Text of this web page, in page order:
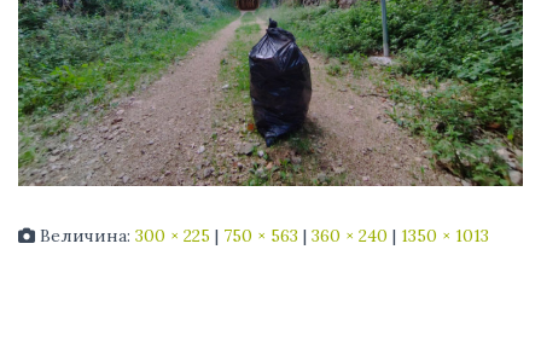
Величина: 300 × 225 | 750 × 563 | 360 × 240 | 1350 × 1013